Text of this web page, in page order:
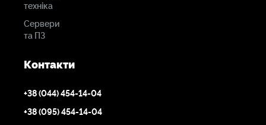
техніка
Сервери
та ПЗ
Контакти
+38 (044) 454-14-04
+38 (095) 454-14-04